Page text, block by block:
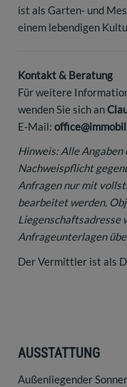
ist als Garten- und
einem lebendigen
Kontakt & Beratung
Für weitere
wenden Sie sich an
E-Mail:
Hinweis: Alle Angaben
Nachweispflicht
Anfragen nur mit
bearbeitet werden.
Liegenschaftsadresse
Anfrageunterlagen
Der Vermittler ist als
AUSSTATTUNG
Außenliegender